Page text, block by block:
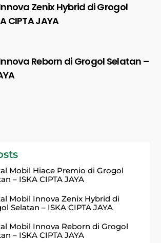
Zenix Hybrid di Grogol
CIPTA JAYA
Reborn di Grogol Selatan –
Mobil Hiace Premio di Grogol
– ISKA CIPTA JAYA
Mobil Innova Zenix Hybrid di
Selatan – ISKA CIPTA JAYA
Mobil Innova Reborn di Grogol
– ISKA CIPTA JAYA